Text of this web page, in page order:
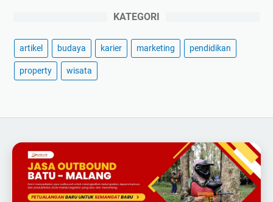
KATEGORI
artikel budaya karier marketing pendidikan
property wisata